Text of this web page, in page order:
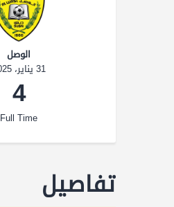
الوصل
31 يناير، 2025
4
Full Time
تفاصيل